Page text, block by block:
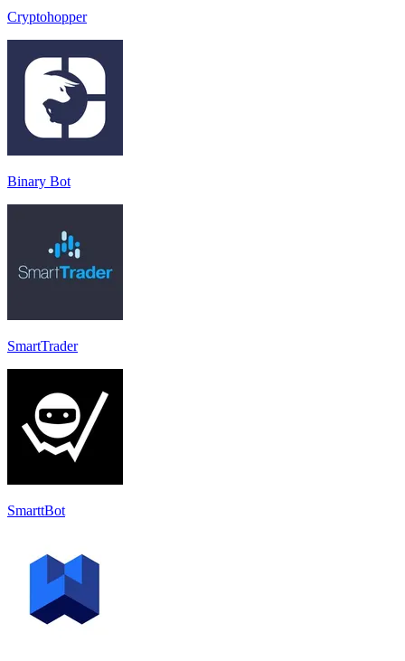
Cryptohopper
Binary Bot
SmartTrader
SmarttBot